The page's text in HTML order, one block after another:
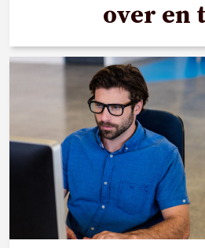
over en